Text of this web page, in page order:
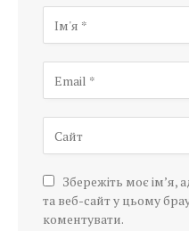
Збережіть моє ім’я,
та веб-сайт у цьому
коментувати.